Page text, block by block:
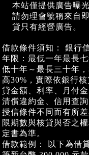
本站僅提供廣告曝
請勿理會號稱來自
貸只有經營廣告。
借款條件須知： 銀行
年限：最低一年最長
低十年～最長三十年
高30%，實際依銀行
貸金額、利率、月付
清償違約金、信用查
授信條件不同而有所
限期數與核貸與否之
定書為準。
借款範例： 以下為借